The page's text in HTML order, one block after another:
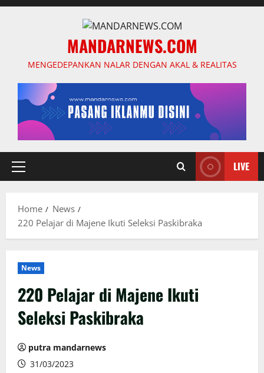
MANDARNEWS.COM
MENGEDEPANKAN NALAR DENGAN AKAL & REALITAS
Primary
LIVE
Home
News
220 Pelajar di Majene Ikuti Seleksi Paskibraka
News
220 Pelajar di Majene Ikuti
Seleksi Paskibraka
putra mandarnews
31/03/2023